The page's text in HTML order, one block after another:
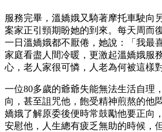
服務完畢，溫嬌娥又騎著摩托車駛向
案家正引頸期盼她的到來。每天周而
一日溫嬌娥都不厭倦，她說：「我最
家庭看盡人間冷暖，更激起溫嬌娥服
心，老人家很可憐，人老為何被這樣
一位80多歲的爺爺失能無法生活自理
向，甚至詛咒他，飽受精神煎熬的他
嬌娥了解原委後便時常鼓勵他要正向
安慰他，人生總有疲乏無助的時候，